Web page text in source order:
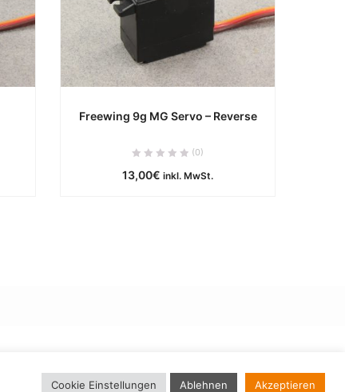
Freewing 9g MG Servo – Reverse
(0)
13,00€ inkl. MwSt.
ca. 0 Werktage
IN DEN WARENKORB
Cookie Einstellungen Ablehnen Akzeptieren